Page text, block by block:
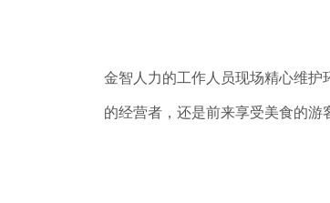
金智人力的工作人员现场精心维
的经营者，还是前来享受美食的游